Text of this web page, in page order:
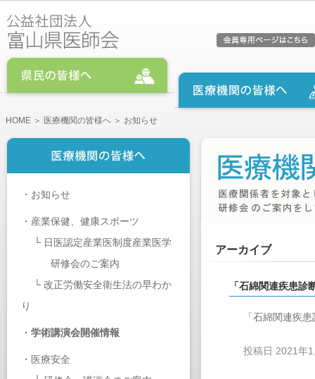
HOME ＞ 医療機関の皆様へ ＞ お知らせ
・ お知らせ
・ 産業保健、健康スポーツ
└ 日医認定産業医制度産業医学
研修会のご案内
└ 改正労働安全衛生法の早わか
り
・ 学術講演会開催情報
・ 医療安全
アーカイブ
「石綿関連疾患
「石綿関連疾
投稿日 2021年